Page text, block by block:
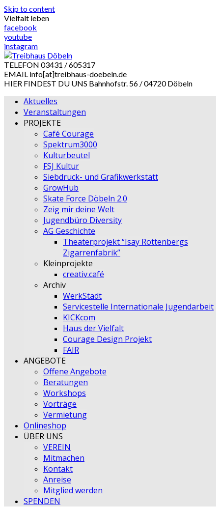
Skip to content
Vielfalt leben
facebook
youtube
instagram
TELEFON 03431 / 605317
EMAIL info[at]treibhaus-doebeln.de
HIER FINDEST DU UNS Bahnhofstr. 56 / 04720 Döbeln
Aktuelles
Veranstaltungen
PROJEKTE
Café Courage
Spektrum3000
Kulturbeutel
FSJ Kultur
Siebdruck- und Grafikwerkstatt
GrowHub
Skate Force Döbeln 2.0
Zeig mir deine Welt
Jugendbüro Diversity
AG Geschichte
Theaterprojekt “Isay Rottenbergs
Zigarrenfabrik”
Kleinprojekte
creativ.café
Archiv
WerkStadt
Servicestelle Internationale Jugendarbeit
KICKcom
Haus der Vielfalt
Courage Design Projekt
FAIR
ANGEBOTE
Offene Angebote
Beratungen
Workshops
Vorträge
Vermietung
Onlineshop
ÜBER UNS
VEREIN
Mitmachen
Kontakt
Anreise
Mitglied werden
SPENDEN